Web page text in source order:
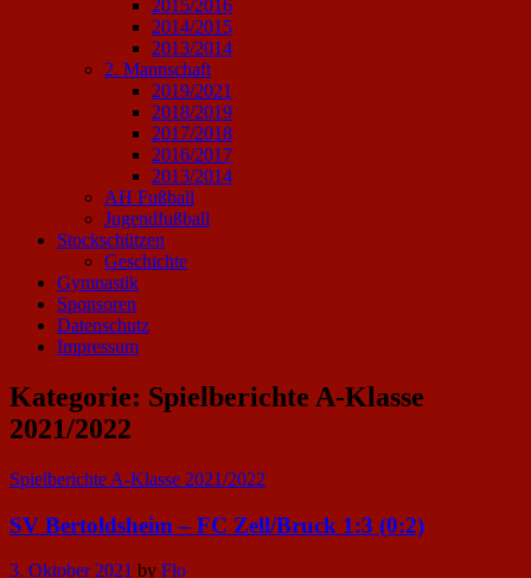
2015/2016
2014/2015
2013/2014
2. Mannschaft
2019/2021
2018/2019
2017/2018
2016/2017
2013/2014
AH Fußball
Jugendfußball
Stockschützen
Geschichte
Gymnastik
Sponsoren
Datenschutz
Impressum
Kategorie: Spielberichte A-Klasse
2021/2022
Spielberichte A-Klasse 2021/2022
SV Bertoldsheim – FC Zell/Bruck 1:3 (0:2)
Posted
3. Oktober 2021 by Flo